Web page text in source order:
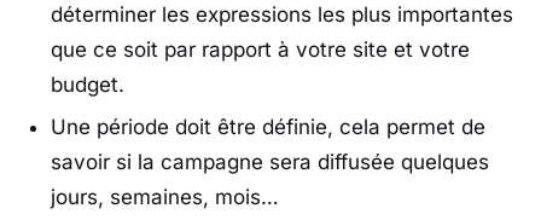
déterminer les expressions les plus importantes
que ce soit par rapport à votre site et votre
budget.
Une période doit être définie, cela permet de
savoir si la campagne sera diffusée quelques
jours, semaines, mois…